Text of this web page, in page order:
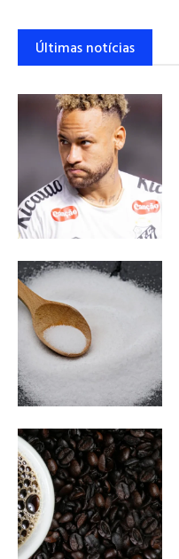
Últimas notícias